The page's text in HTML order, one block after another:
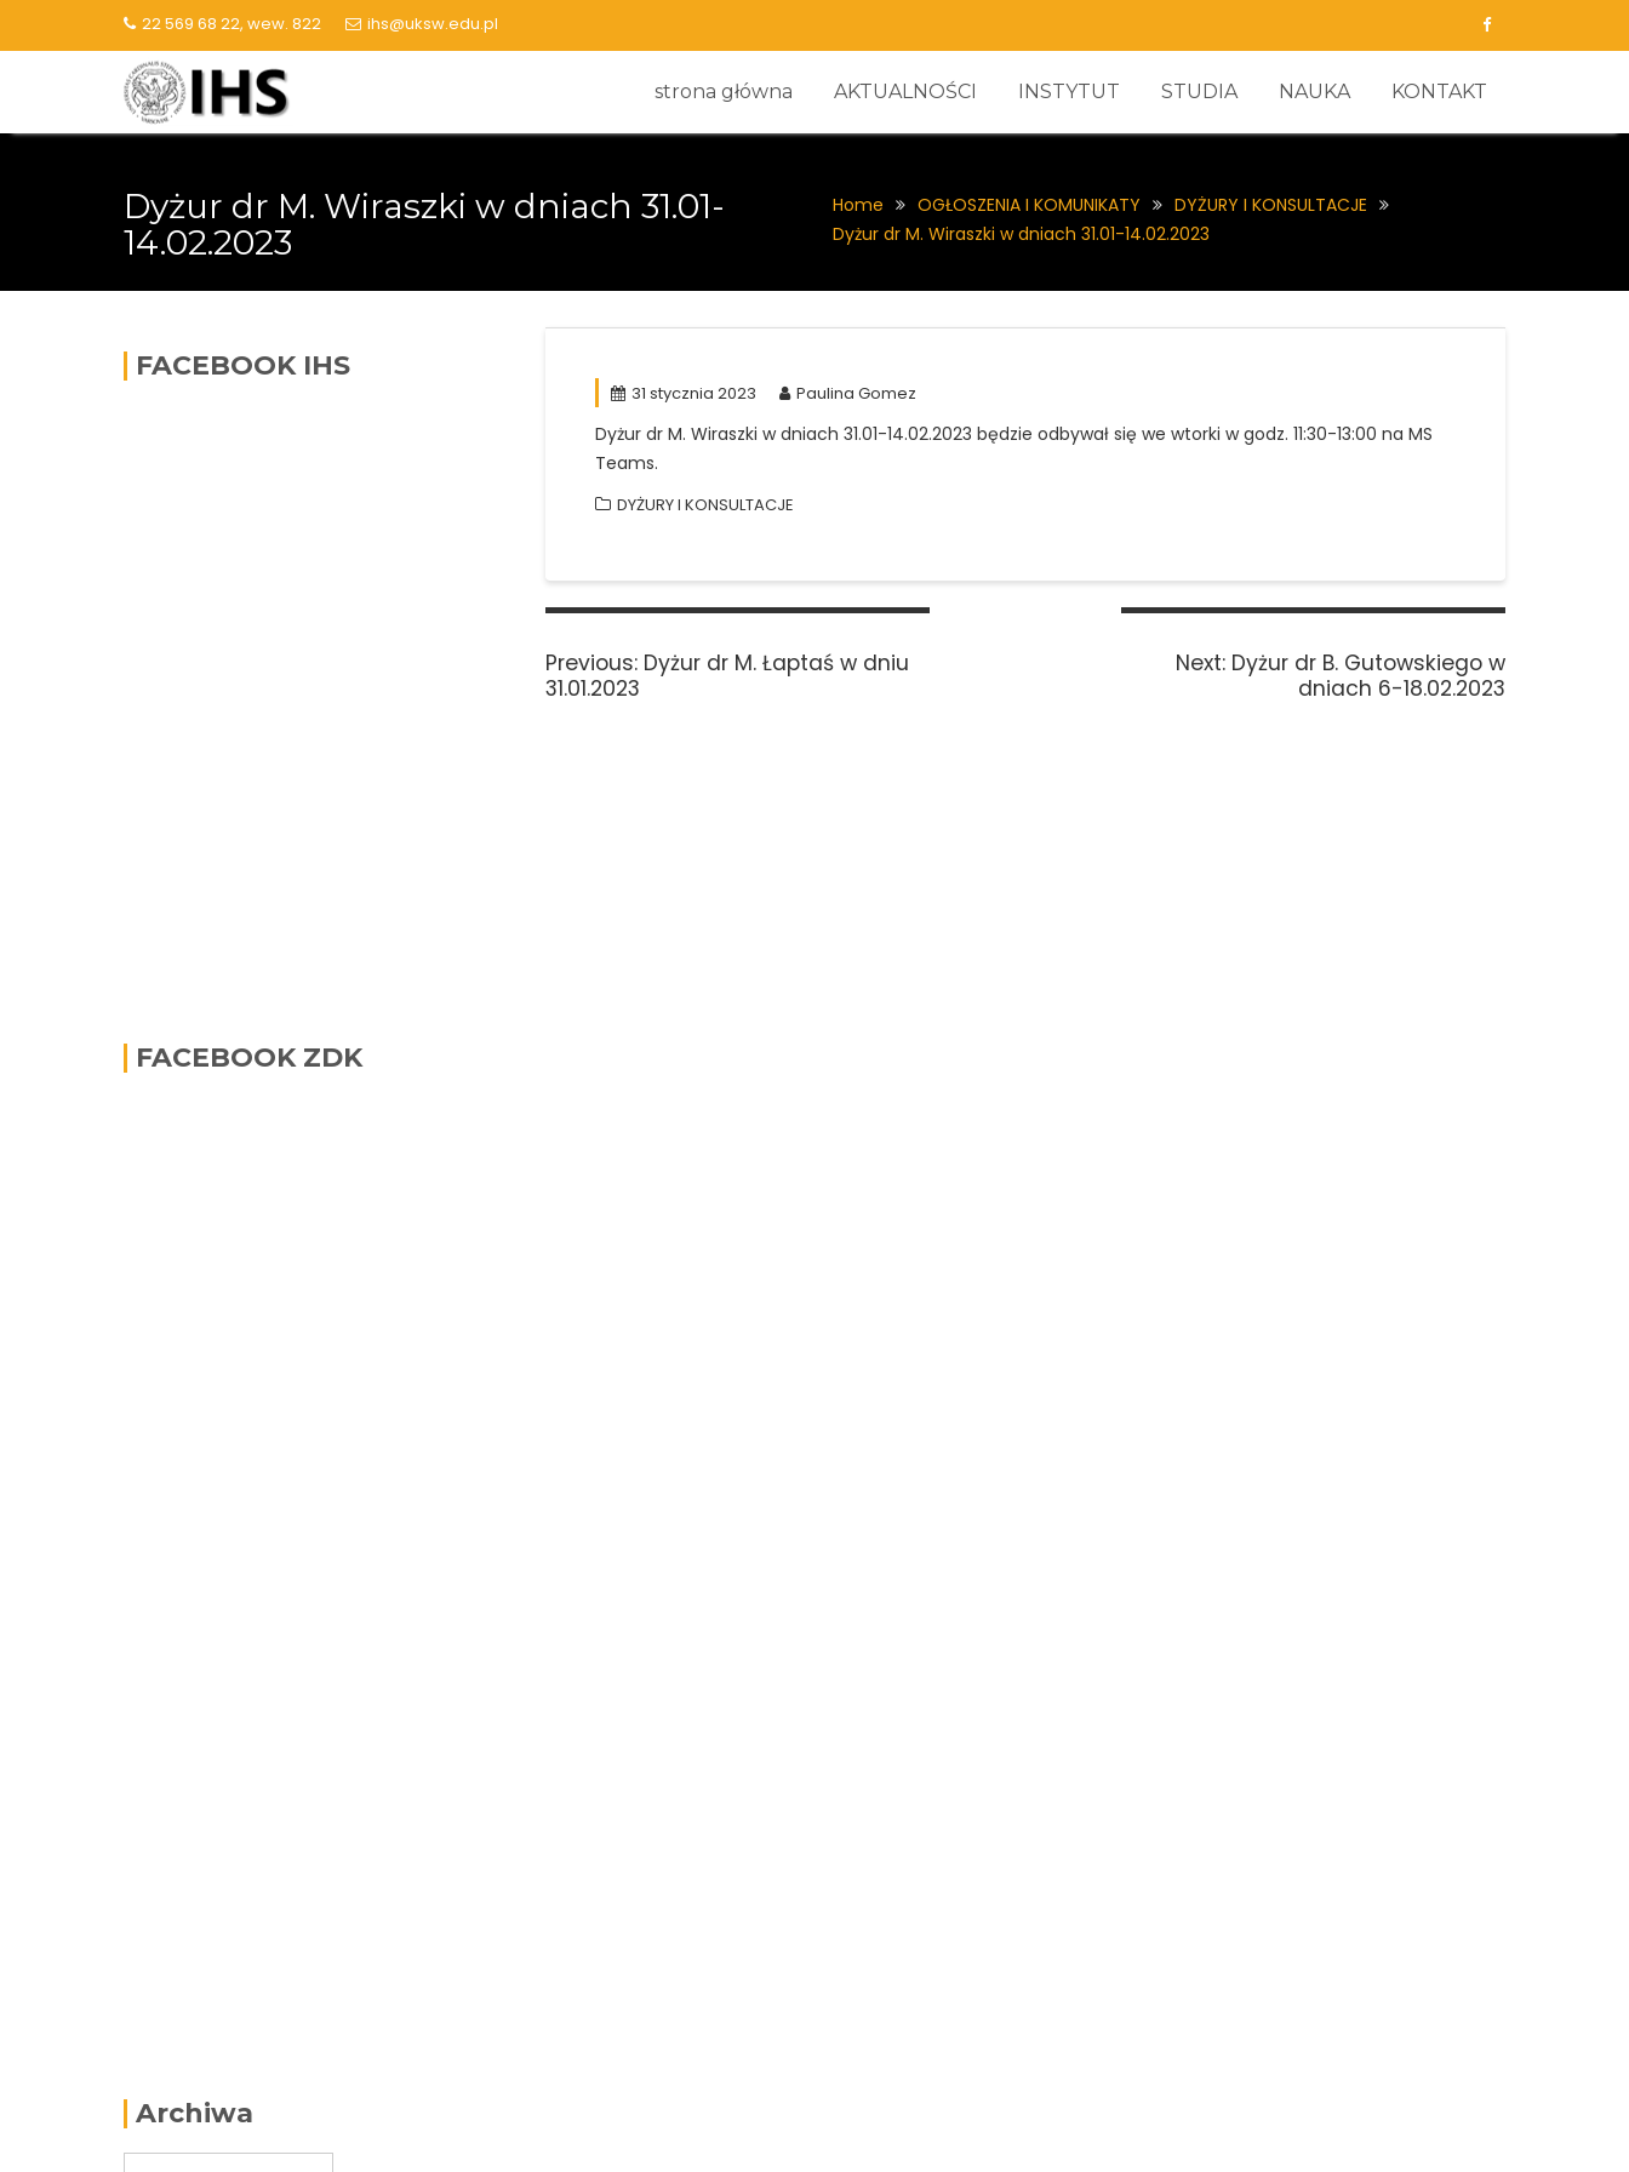
22 569 68 22, wew. 822 ihs@uksw.edu.pl
strona główna AKTUALNOŚCI INSTYTUT STUDIA NAUKA KONTAKT
Dyżur dr M. Wiraszki w dniach 31.01-
14.02.2023
Home OGŁOSZENIA I KOMUNIKATY
DYŻURY I KONSULTACJE
Dyżur dr M. Wiraszki w dniach 31.01-14.02.2023
31 stycznia 2023 Paulina Gomez
Dyżur dr M. Wiraszki w dniach 31.01-14.02.2023 będzie odbywał się we wtorki w godz. 11:30-13:00 na MS
Teams.
DYŻURY I KONSULTACJE
Nawigacja
Previous: Previous
Dyżur dr M. Łaptaś w dniu
31.01.2023
Next: Next
Dyżur dr B. Gutowskiego w
dniach 6-18.02.2023
FACEBOOK IHS
FACEBOOK ZDK
Archiwa